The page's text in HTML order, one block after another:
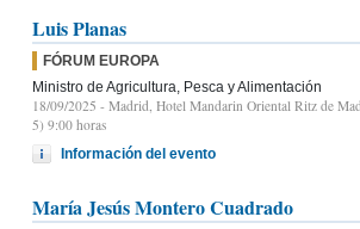
Luis Planas
FÓRUM EUROPA
Ministro de Agricultura, Pesca y Alimentación
18/09/2025 - Madrid, Hotel Mandarin Oriental Ritz de
5) 9:00 horas
Información del evento
María Jesús Montero Cuadrado